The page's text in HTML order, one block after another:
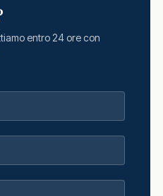
entro 24 ore con